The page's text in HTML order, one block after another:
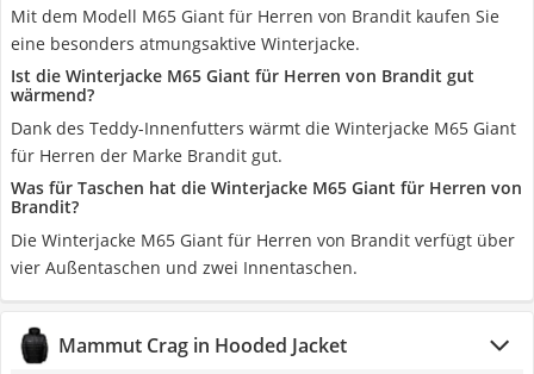
Mit dem Modell M65 Giant für Herren von Brandit kaufen Sie
eine besonders atmungsaktive Winterjacke.
Ist die Winterjacke M65 Giant für Herren von Brandit gut
wärmend?
Dank des Teddy-Innenfutters wärmt die Winterjacke M65 Giant
für Herren der Marke Brandit gut.
Was für Taschen hat die Winterjacke M65 Giant für Herren von
Brandit?
Die Winterjacke M65 Giant für Herren von Brandit verfügt über
vier Außentaschen und zwei Innentaschen.
Mammut Crag in Hooded Jacket